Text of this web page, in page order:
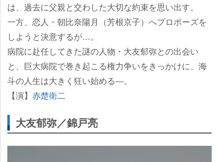
は、過去に父親と交わした大切な約束を思い出す。
一方、恋人・朝比奈陽月（芳根京子）へプロポーズを
しようと決意するが…。
病院に赴任してきた謎の人物・大友郁弥との出会い
と、巨大病院で巻き起こる権力争いをきっかけに、海
斗の人生は大きく狂い始める―。
【演】 赤楚衛二
大友郁弥／錦戸亮